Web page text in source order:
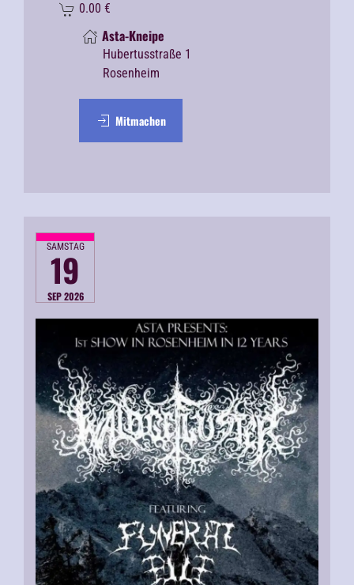
0.00 €
Asta-Kneipe
Hubertusstraße 1
Rosenheim
Mitmachen
SAMSTAG
19
SEP 2026